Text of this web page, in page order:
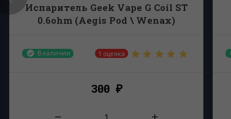
Испаритель Geek Vape G Coil ST
0.6ohm (Aegis Pod \ Wenax)
В наличии 1 оценка
300 ₽